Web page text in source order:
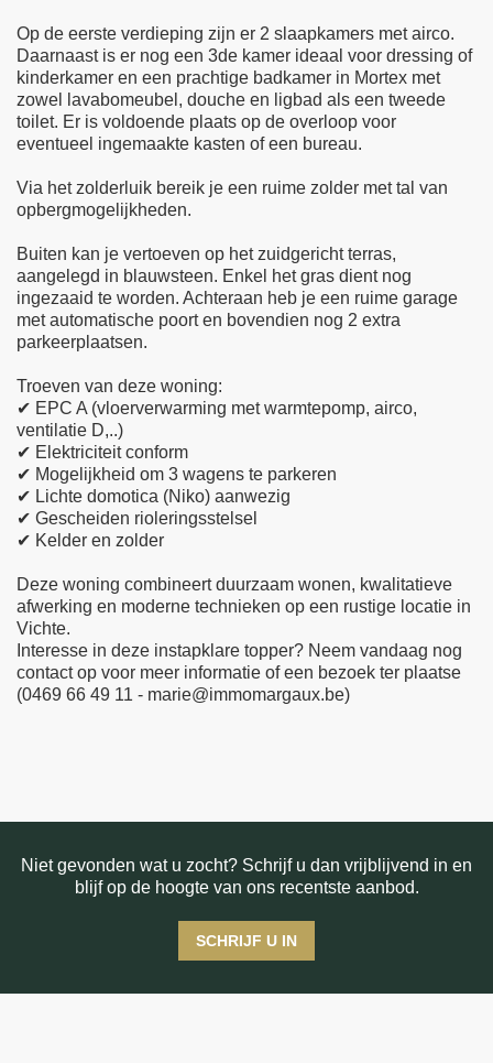
Op de eerste verdieping zijn er 2 slaapkamers met airco.
Daarnaast is er nog een 3de kamer ideaal voor dressing of
kinderkamer en een prachtige badkamer in Mortex met
zowel lavabomeubel, douche en ligbad als een tweede
toilet. Er is voldoende plaats op de overloop voor
eventueel ingemaakte kasten of een bureau.
Via het zolderluik bereik je een ruime zolder met tal van
opbergmogelijkheden.
Buiten kan je vertoeven op het zuidgericht terras,
aangelegd in blauwsteen. Enkel het gras dient nog
ingezaaid te worden. Achteraan heb je een ruime garage
met automatische poort en bovendien nog 2 extra
parkeerplaatsen.
Troeven van deze woning:
✔ EPC A (vloerverwarming met warmtepomp, airco,
ventilatie D,..)
✔ Elektriciteit conform
✔ Mogelijkheid om 3 wagens te parkeren
✔ Lichte domotica (Niko) aanwezig
✔ Gescheiden rioleringsstelsel
✔ Kelder en zolder
Deze woning combineert duurzaam wonen, kwalitatieve
afwerking en moderne technieken op een rustige locatie in
Vichte.
Interesse in deze instapklare topper? Neem vandaag nog
contact op voor meer informatie of een bezoek ter plaatse
(0469 66 49 11 - marie@immomargaux.be)
Niet gevonden wat u zocht? Schrijf u dan vrijblijvend in en
blijf op de hoogte van ons recentste aanbod.
SCHRIJF U IN